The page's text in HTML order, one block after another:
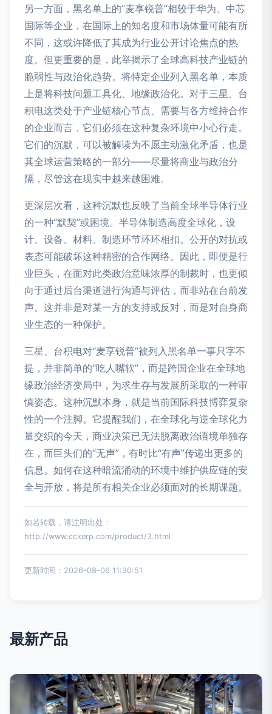
另一方面，黑名单上的“麦享锐普”相较于华为、中芯
国际等企业，在国际上的知名度和市场体量可能有所
不同，这或许降低了其成为行业公开讨论焦点的热
度。但更重要的是，此举揭示了全球高科技产业链的
脆弱性与政治化趋势。将特定企业列入黑名单，本质
上是将科技问题工具化、地缘政治化。对于三星、台
积电这类处于产业链核心节点、需要与各方维持合作
的企业而言，它们必须在这种复杂环境中小心行走。
它们的沉默，可以被解读为不愿主动激化矛盾，也是
其全球运营策略的一部分——尽量将商业与政治分
隔，尽管这在现实中越来越困难。
更深层次看，这种沉默也反映了当前全球半导体行业
的一种“默契”或困境。半导体制造高度全球化，设
计、设备、材料、制造环节环环相扣。公开的对抗或
表态可能破坏这种精密的合作网络。因此，即便是行
业巨头，在面对此类政治意味浓厚的制裁时，也更倾
向于通过后台渠道进行沟通与评估，而非站在台前发
声。这并非是对某一方的支持或反对，而是对自身商
业生态的一种保护。
三星、台积电对“麦享锐普”被列入黑名单一事只字不
提，并非简单的“吃人嘴软”，而是跨国企业在全球地
缘政治经济变局中，为求生存与发展所采取的一种审
慎姿态。这种沉默本身，就是当前国际科技博弈复杂
性的一个注脚。它提醒我们，在全球化与逆全球化力
量交织的今天，商业决策已无法脱离政治语境单独存
在，而巨头们的“无声”，有时比“有声”传递出更多的
信息。如何在这种暗流涌动的环境中维护供应链的安
全与开放，将是所有相关企业必须面对的长期课题。
如若转载，请注明出处：
http://www.cckerp.com/product/3.html
更新时间：2026-08-06 11:30:51
最新产品